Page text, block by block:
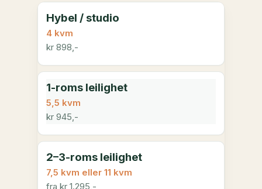
Hybel / studio
4 kvm
kr 898,-
1-roms leilighet
5,5 kvm
kr 945,-
2–3-roms leilighet
7,5 kvm eller 11 kvm
fra kr 1.295,-